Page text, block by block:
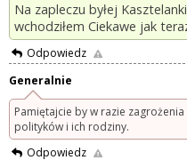
Na zapleczu byłej
wchodziłem Ciekawe jak
Odpowiedz
Generalnie
Pamiętajcie by w razie
polityków i ich rodziny.
Odpowiedz